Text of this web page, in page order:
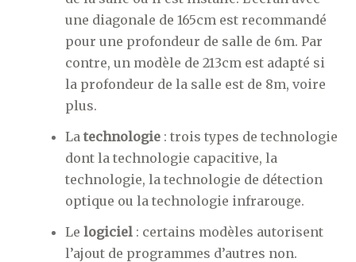
une diagonale de 165cm est recommandé
pour une profondeur de salle de 6m. Par
contre, un modèle de 213cm est adapté si
la profondeur de la salle est de 8m, voire
plus.
Latechnologie : trois types de technologie
dont la technologie capacitive, la
technologie, la technologie de détection
optique ou la technologie infrarouge.
Le logiciel : certains modèles autorisent
l’ajout de programmes d’autres non.